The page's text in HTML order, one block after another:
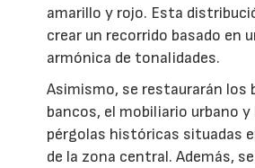
amarillo y rojo. Esta
crear un recorrido basado en
armónica de tonalidades.
Asimismo, se restaurarán los
bancos, el mobiliario urbano
pérgolas históricas situadas
de la zona central. Además,